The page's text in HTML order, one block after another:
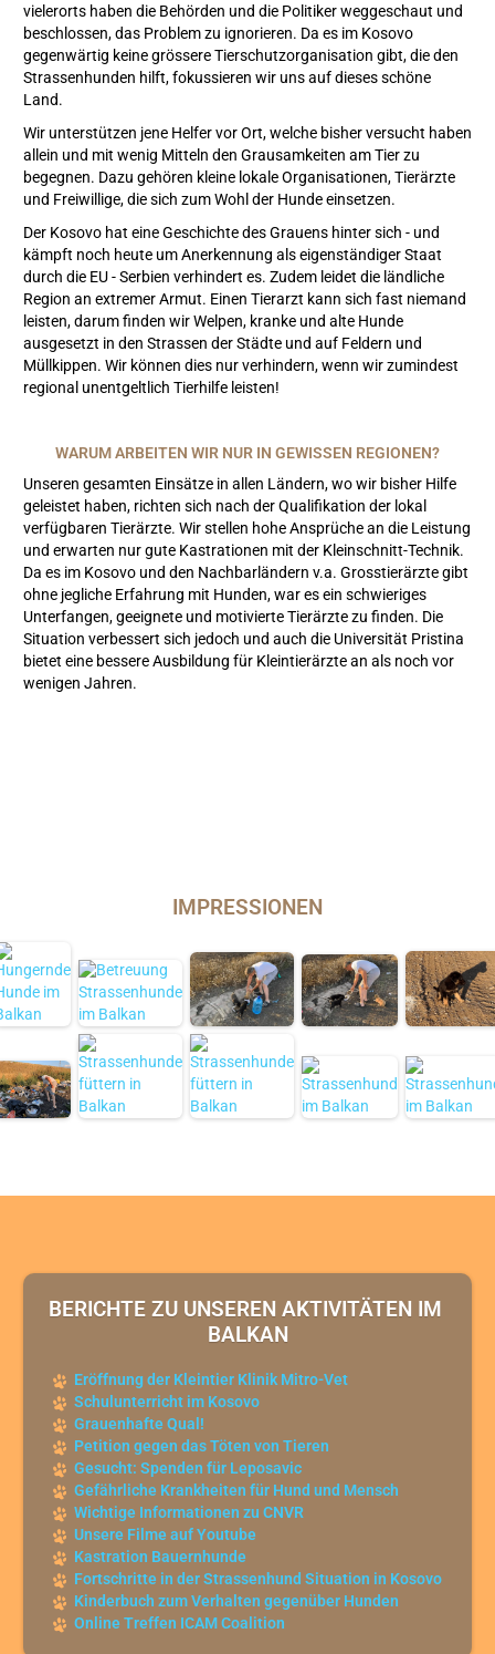
vielerorts haben die Behörden und die Politiker weggeschaut und
beschlossen, das Problem zu ignorieren. Da es im Kosovo
gegenwärtig keine grössere Tierschutzorganisation gibt, die den
Strassenhunden hilft, fokussieren wir uns auf dieses schöne
Land.
Wir unterstützen jene Helfer vor Ort, welche bisher versucht haben
allein und mit wenig Mitteln den Grausamkeiten am Tier zu
begegnen. Dazu gehören kleine lokale Organisationen, Tierärzte
und Freiwillige, die sich zum Wohl der Hunde einsetzen.
Der Kosovo hat eine Geschichte des Grauens hinter sich - und
kämpft noch heute um Anerkennung als eigenständiger Staat
durch die EU - Serbien verhindert es. Zudem leidet die ländliche
Region an extremer Armut. Einen Tierarzt kann sich fast niemand
leisten, darum finden wir Welpen, kranke und alte Hunde
ausgesetzt in den Strassen der Städte und auf Feldern und
Müllkippen. Wir können dies nur verhindern, wenn wir zumindest
regional unentgeltlich Tierhilfe leisten!
WARUM ARBEITEN WIR NUR IN GEWISSEN REGIONEN?
Unseren gesamten Einsätze in allen Ländern, wo wir bisher Hilfe
geleistet haben, richten sich nach der Qualifikation der lokal
verfügbaren Tierärzte. Wir stellen hohe Ansprüche an die Leistung
und erwarten nur gute Kastrationen mit der Kleinschnitt-Technik.
Da es im Kosovo und den Nachbarländern v.a. Grosstierärzte gibt
ohne jegliche Erfahrung mit Hunden, war es ein schwieriges
Unterfangen, geeignete und motivierte Tierärzte zu finden. Die
Situation verbessert sich jedoch und auch die Universität Pristina
bietet eine bessere Ausbildung für Kleintierärzte an als noch vor
wenigen Jahren.
IMPRESSIONEN
BERICHTE ZU UNSEREN AKTIVITÄTEN IM
BALKAN
Eröffnung der Kleintier Klinik Mitro-Vet
Schulunterricht im Kosovo
Grauenhafte Qual!
Petition gegen das Töten von Tieren
Gesucht: Spenden für Leposavic
Gefährliche Krankheiten für Hund und Mensch
Wichtige Informationen zu CNVR
Unsere Filme auf Youtube
Kastration Bauernhunde
Fortschritte in der Strassenhund Situation in Kosovo
Kinderbuch zum Verhalten gegenüber Hunden
Online Treffen ICAM Coalition